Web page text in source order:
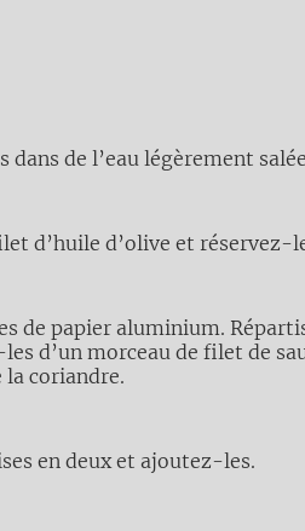
dans de l’eau légèrement
d’huile d’olive et réservez-
de papier aluminium.
d’un morceau de filet de
coriandre.
en deux et ajoutez-les.